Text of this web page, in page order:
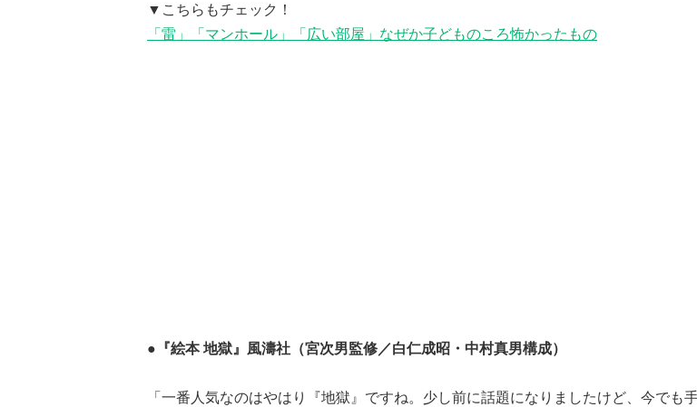
▼こちらもチェック！
「雷」「マンホール」「広い部屋」なぜか子どものころ怖かったもの
●『絵本 地獄』風濤社（宮次男監修／白仁成昭・中村真男構成）
「一番人気なのはやはり『地獄』ですね。少し前に話題になりましたけど、今でも